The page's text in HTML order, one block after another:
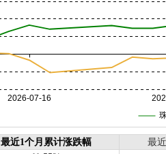
最近1个月累计涨跌幅
最